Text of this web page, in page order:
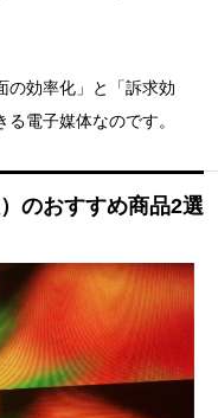
の効率化」と「訴求効
電子媒体なのです。
のおすすめ商品2選